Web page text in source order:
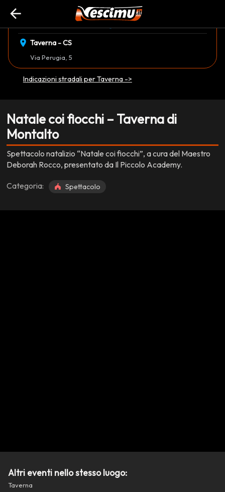
arrow_back
EVENTO CONCLUSO
martedì 09 Dicembre 17:30
location_on Taverna - CS
Via Perugia, 5
Indicazioni stradali per Taverna ->
Natale coi fiocchi – Taverna di
Montalto
Spettacolo natalizio “Natale coi fiocchi”, a cura del Maestro
Deborah Rocco, presentato da Il Piccolo Academy.
Categoria: Spettacolo
Altri eventi nello stesso luogo:
Taverna